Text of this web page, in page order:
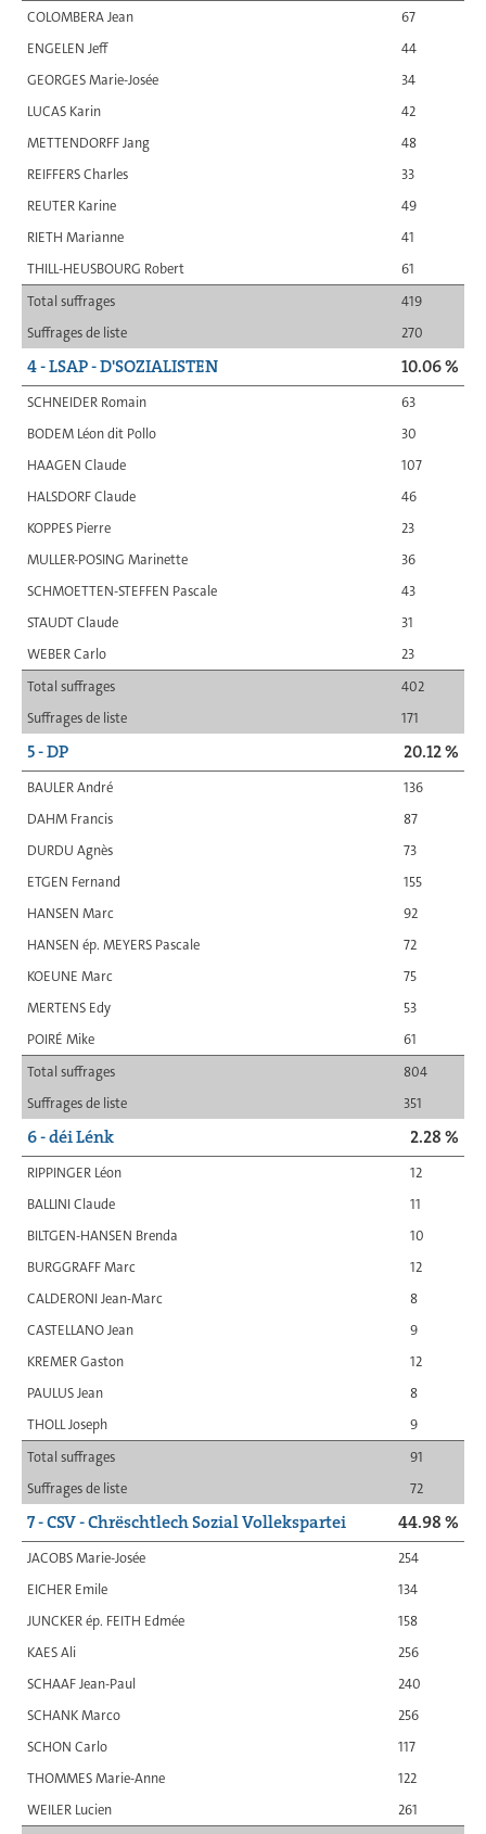
Total suffrages
419
Suffrages de liste
270
COLOMBERA Jean
67
ENGELEN Jeff
44
GEORGES Marie-Josée
34
LUCAS Karin
42
METTENDORFF Jang
48
REIFFERS Charles
33
REUTER Karine
49
RIETH Marianne
41
THILL-HEUSBOURG Robert
61
4 - LSAP - D'SOZIALISTEN 10.06 %
Total suffrages
402
Suffrages de liste
171
SCHNEIDER Romain
63
BODEM Léon dit Pollo
30
HAAGEN Claude
107
HALSDORF Claude
46
KOPPES Pierre
23
MULLER-POSING Marinette
36
SCHMOETTEN-STEFFEN Pascale
43
STAUDT Claude
31
WEBER Carlo
23
5 - DP 20.12 %
Total suffrages
804
Suffrages de liste
351
BAULER André
136
DAHM Francis
87
DURDU Agnès
73
ETGEN Fernand
155
HANSEN Marc
92
HANSEN ép. MEYERS Pascale
72
KOEUNE Marc
75
MERTENS Edy
53
POIRÉ Mike
61
6 - déi Lénk 2.28 %
Total suffrages
91
Suffrages de liste
72
RIPPINGER Léon
12
BALLINI Claude
11
BILTGEN-HANSEN Brenda
10
BURGGRAFF Marc
12
CALDERONI Jean-Marc
8
CASTELLANO Jean
9
KREMER Gaston
12
PAULUS Jean
8
THOLL Joseph
9
7 - CSV - Chrëschtlech Sozial Vollekspartei 44.98 %
JACOBS Marie-Josée
254
EICHER Emile
134
JUNCKER ép. FEITH Edmée
158
KAES Ali
256
SCHAAF Jean-Paul
240
SCHANK Marco
256
SCHON Carlo
117
THOMMES Marie-Anne
122
WEILER Lucien
261